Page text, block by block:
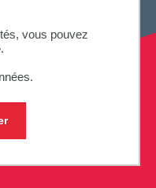
vous pouvez